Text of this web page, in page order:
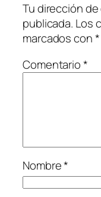
Tu dirección
publicada. Los
marcados con*
Comentario*
Nombre*